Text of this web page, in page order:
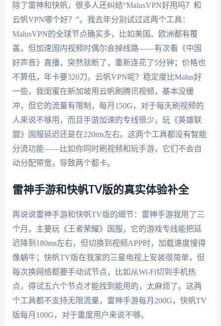
除了雷神和快帆，很多人还纠结“MalusVPN好用吗？和
云帆VPN哪个好？”。我去年分别试过这两个工具：
MalusVPN的全球节点确实多，比如美国、欧洲都有覆
盖，但加速国内视频时偶尔会掉线路——有次看《中国
好声音》直播，突然就断了，重新连花了5分钟；价格也
不算低，年卡要320刀。云帆VPN呢？稳定度比Malus好
一些，我闺蜜在新加坡用云帆刷腾讯视频，基本没缓
冲，但它的流量有限制，每月150G，对于每天刷视频的
人来说不够用，而且手游加速的专线很少，玩《英雄联
盟》国服延迟还是在220ms左右。这两个工具都没有智能
分流功能——比如你同时刷视频和玩手游，它们不会自
动分配带宽，导致两个都卡。
雷神手游和快帆TV版的真实体验补全
再说说雷神手游和快帆TV版的细节：雷神手游我用了三
个月，主要玩《王者荣耀》国服，它的游戏专线能把延
迟降到180ms左右，但切换到视频APP时，加载速度慢得
像蜗牛；快帆TV版在我家的三星电视上安装很简单，但
每次换网络都要手动试节点，比如从Wi-Fi切到手机热
点，得试五六个节点才能找到能用的，太麻烦了。这两
个工具都不支持无限流量，雷神手游每月200G，快帆TV
版每月100G，对于重度用户来说不够。